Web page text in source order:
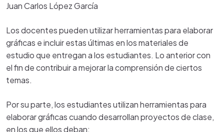
Juan Carlos López García
Los docentes pueden utilizar herramientas para elaborar
gráficas e incluir estas últimas en los materiales de
estudio que entregan a los estudiantes. Lo anterior con
el fin de contribuir a mejorar la comprensión de ciertos
temas.
Por su parte, los estudiantes utilizan herramientas para
elaborar gráficas cuando desarrollan proyectos de clase,
en los que ellos deban: